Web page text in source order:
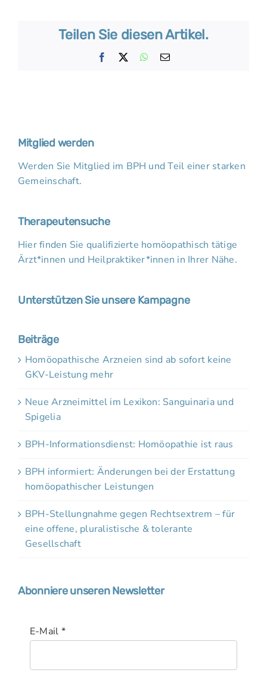
Teilen Sie diesen Artikel.
Facebook WhatsApp
E-
Mitglied werden
Werden Sie Mitglied im BPH und Teil einer starken
Gemeinschaft.
Therapeutensuche
Hier finden Sie qualifizierte homöopathisch tätige
Ärzt*innen und Heilpraktiker*innen in Ihrer Nähe.
Unterstützen Sie unsere Kampagne
Beiträge
Homöopathische Arzneien sind ab sofort keine
GKV-Leistung mehr
Neue Arzneimittel im Lexikon: Sanguinaria und
Spigelia
BPH-Informationsdienst: Homöopathie ist raus
BPH informiert: Änderungen bei der Erstattung
homöopathischer Leistungen
BPH-Stellungnahme gegen Rechtsextrem – für
eine offene, pluralistische & tolerante
Gesellschaft
Abonniere unseren Newsletter
E-Mail *